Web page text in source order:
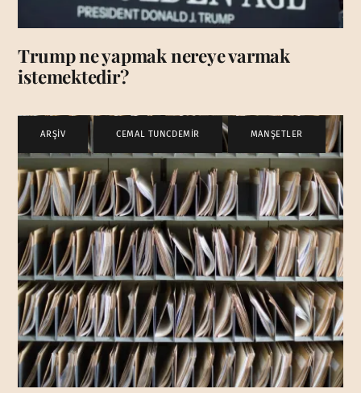
Trump ne yapmak nereye varmak
istemektedir?
ARŞİV CEMAL TUNCDEMİR , MANŞETLER